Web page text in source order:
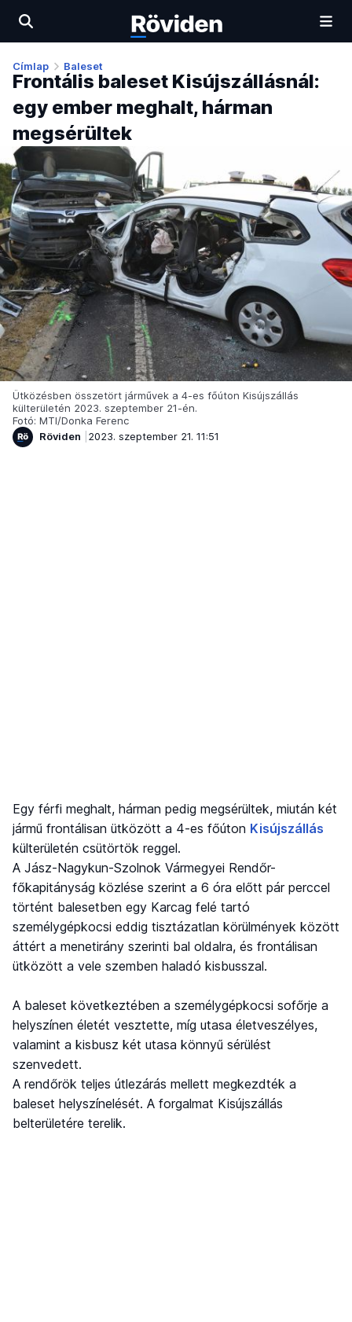
Címlap Baleset
Frontális baleset Kisújszállásnál:
egy ember meghalt, hárman
megsérültek
Ütközésben összetört járművek a 4-es főúton Kisújszállás
külterületén 2023. szeptember 21-én.
Fotó: MTI/Donka Ferenc
Röviden
2023. szeptember 21. 11:51
Egy férfi meghalt, hárman pedig megsérültek, miután két
jármű frontálisan ütközött a 4-es főúton Kisújszállás
külterületén csütörtök reggel.
A Jász-Nagykun-Szolnok Vármegyei Rendőr-
főkapitányság közlése szerint a 6 óra előtt pár perccel
történt balesetben egy Karcag felé tartó
személygépkocsi eddig tisztázatlan körülmények között
áttért a menetirány szerinti bal oldalra, és frontálisan
ütközött a vele szemben haladó kisbusszal.
A baleset következtében a személygépkocsi sofőrje a
helyszínen életét vesztette, míg utasa életveszélyes,
valamint a kisbusz két utasa könnyű sérülést
szenvedett.
A rendőrök teljes útlezárás mellett megkezdték a
baleset helyszínelését. A forgalmat Kisújszállás
belterületére terelik.